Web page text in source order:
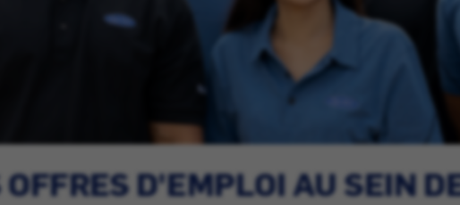
D'EMPLOI AU SEIN